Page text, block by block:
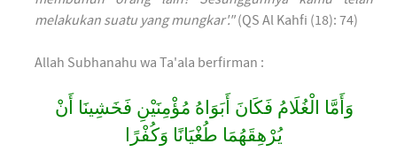
melakukan suatu yang mungkar'."(QS Al Kahfi (18): 74)
Allah Subhanahu wa Ta'ala berfirman :
وَأَمَّا الْغُلَامُ فَكَانَ أَبَوَاهُ مُؤْمِنَيْنِ فَخَشِينَا أَنْ
يُرْهِقَهُمَا طُغْيَانًا وَكُفْرًا